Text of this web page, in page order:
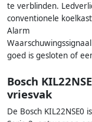
te verblinden.
conventionele
Alarm
goed is gesloten of
Bosch
vriesvak
De Bosch